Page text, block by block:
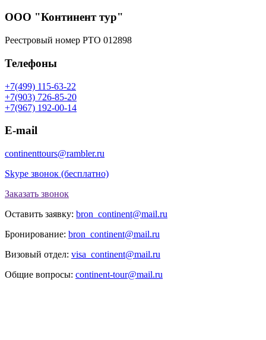
ООО "Континент тур"
Реестровый номер РТО 012898
Телефоны
+7(499) 115-63-22
+7(903) 726-85-20
+7(967) 192-00-14
E-mail
continenttours@rambler.ru
Skype звонок (бесплатно)
Заказать звонок
Оставить заявку: bron_continent@mail.ru
Бронирование: bron_continent@mail.ru
Визовый отдел: visa_continent@mail.ru
Общие вопросы: continent-tour@mail.ru